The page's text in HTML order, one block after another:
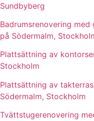
Sundbyberg
Badrumsrenovering
på Södermalm,
Plattsättning av
Stockholm
Plattsättning av
Södermalm, Stockholm
Tvättstugerenovering